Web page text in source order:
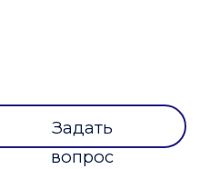
Задать
вопрос